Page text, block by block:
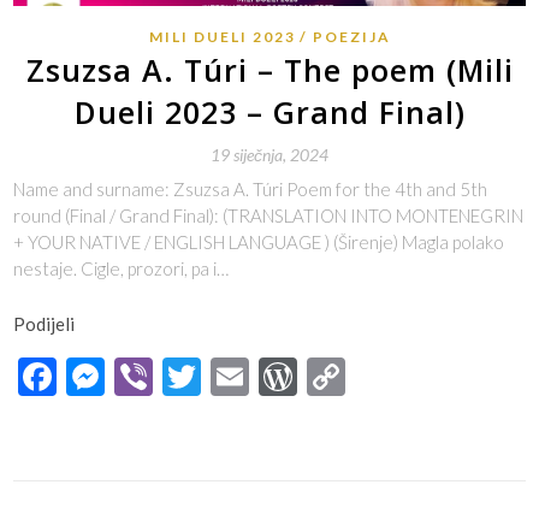
MILI DUELI 2023 POEZIJA
Zsuzsa A. Túri – The poem (Mili
Dueli 2023 – Grand Final)
19 siječnja, 2024
Name and surname: Zsuzsa A. Túri Poem for the 4th and 5th
round (Final / Grand Final): (TRANSLATION INTO MONTENEGRIN
+ YOUR NATIVE / ENGLISH LANGUAGE ) (Širenje) Magla polako
nestaje. Cigle, prozori, pa i…
Podijeli
Facebook
Messenger
ViberTwitter
EmailWordPress